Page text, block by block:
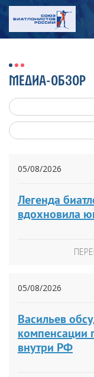
МЕДИА-ОБЗОР
05/08/2026
Легенда
вдохновила
05/08/2026
Васильев
компенсации
внутри РФ